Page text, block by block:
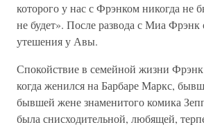
которого у нас с Фрэнком никогда не
не будет». После развода с Миа Фрэнк
утешения у Авы.
Спокойствие в семейной жизни Фрэнк
когда женился на Барбаре Маркс,
бывшей жене знаменитого комика
была снисходительной, любящей,